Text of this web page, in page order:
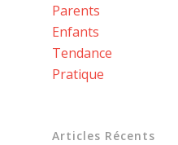
Parents
Enfants
Tendance
Pratique
Articles Récents